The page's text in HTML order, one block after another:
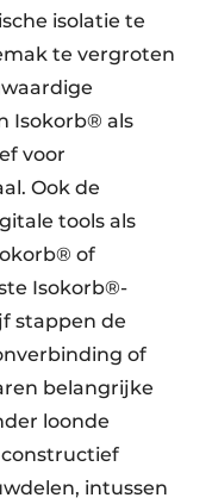
isolatie te
te vergroten
Isokorb® als
voor
Ook de
tools als
of
Isokorb®-
stappen de
of
belangrijke
loonde
intussen